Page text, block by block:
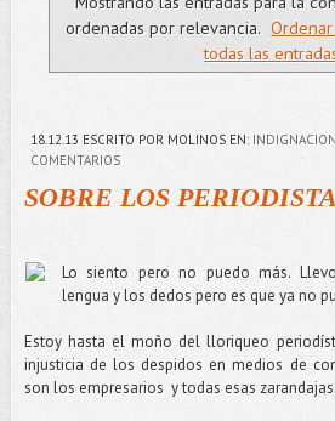
ordenadas por relevancia.
todas las
18.12.13 ESCRITO POR MOLINOS EN:
COMENTARIOS
SOBRE LOS
Lo siento pero no puedo más.
lengua y los dedos pero es que ya no
Estoy hasta el moño del lloriqueo
injusticia de los despidos en medios de
son los empresarios y todas esas zarandajas.